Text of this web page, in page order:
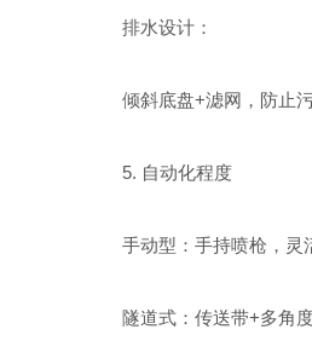
排水设计：
倾斜底盘+滤网，防止污
5. 自动化程度
手动型：手持喷枪，灵
隧道式：传送带+多角度